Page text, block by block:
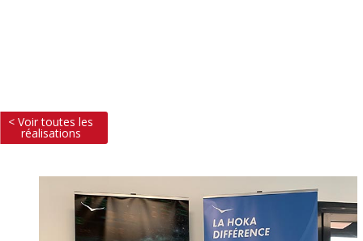
< Voir toutes les
réalisations